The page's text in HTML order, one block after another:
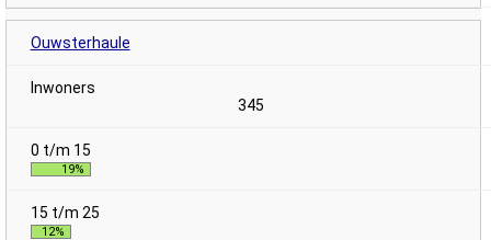
Ouwsterhaule
345
19%
12%